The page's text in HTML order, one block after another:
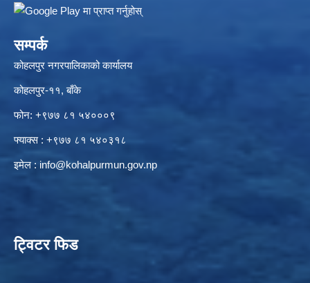
सम्पर्क
कोहलपुर नगरपालिकाको कार्यालय
कोहलपुर-११, बाँके
फोन: +९७७ ८१ ५४०००९
फ्याक्स : +९७७ ८१ ५४०३१८
इमेल : info@kohalpurmun.gov.np
ट्विटर फिड